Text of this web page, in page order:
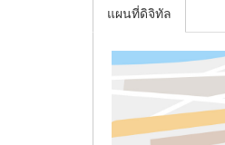
แผนที่ดิจิทัล